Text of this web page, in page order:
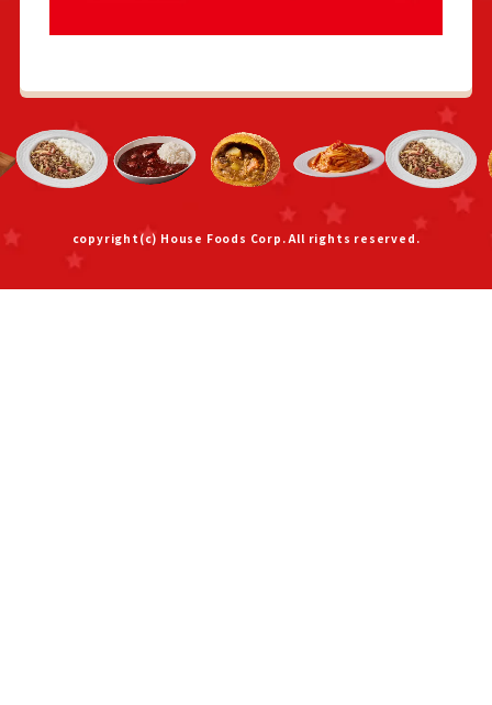
copyright(c) House Foods Corp. All rights reserved.